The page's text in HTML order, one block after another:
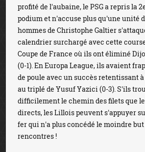
profité de l'aubaine, le PSG a repris la
podium et n'accuse plus qu'une unité
hommes de Christophe Galtier
calendrier surchargé avec cette
Coupe de France où ils ont éliminé
(0-1). En Europa League, ils avaient
de poule avec un succès retentissant
au triplé de Yusuf Yazici (0-3). S'ils
difficilement le chemin des filets que
directs, les Lillois peuvent s'appuyer
fer qui n'a plus concédé le moindre
rencontres !